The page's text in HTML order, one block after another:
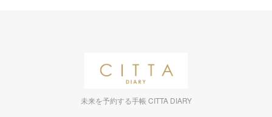
未来を予約する手帳 CITTA DIARY